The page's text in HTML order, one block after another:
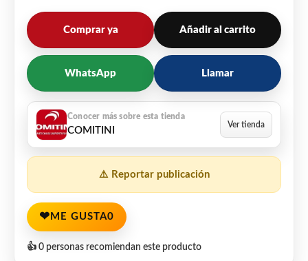
Comprar ya Añadir al carrito
WhatsApp Llamar
COMITINI
⚠️ Reportar publicación
❤ ME GUSTA0
👍 0 personas recomiendan este producto